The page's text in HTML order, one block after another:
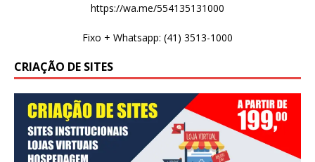
https://wa.me/554135131000
Fixo + Whatsapp: (41) 3513-1000
CRIAÇÃO DE SITES